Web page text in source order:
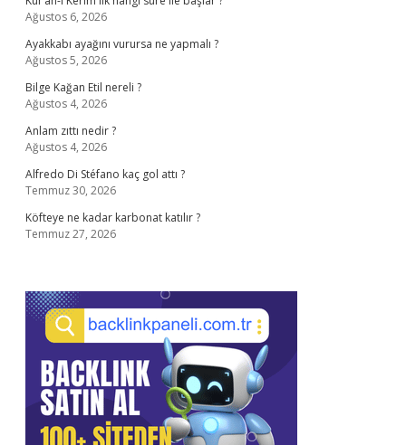
Ağustos 6, 2026
Ayakkabı ayağını vurursa ne yapmalı ?
Ağustos 5, 2026
Bilge Kağan Etil nereli ?
Ağustos 4, 2026
Anlam zıttı nedir ?
Ağustos 4, 2026
Alfredo Di Stéfano kaç gol attı ?
Temmuz 30, 2026
Köfteye ne kadar karbonat katılır ?
Temmuz 27, 2026